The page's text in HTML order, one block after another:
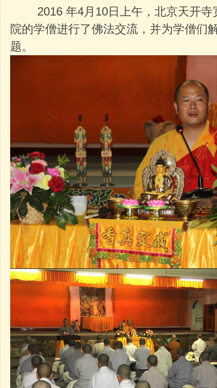
2016 年4月10日上午，北京天开寺
院的学僧进行了佛法交流，并为学僧们
题。